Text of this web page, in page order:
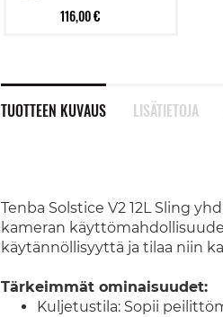
116,00 €
TUOTTEEN KUVAUS
Tenba Solstice V2 12L Sling
kameran
käytännöllisyyttä ja tilaa niin
Tärkeimmät ominaisuudet:
Kuljetustila: Sopii
LISÄTIETOJA